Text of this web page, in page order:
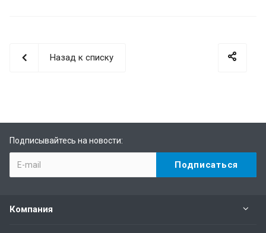
Назад к списку
Подписывайтесь на новости:
Компания